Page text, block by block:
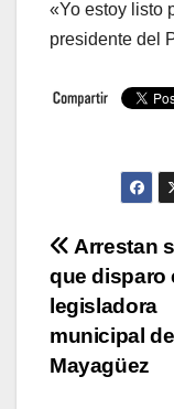
«Yo estoy listo
presidente del
de
entradas
Arrestan
que disparo
legisladora
municipal de
Mayagüez